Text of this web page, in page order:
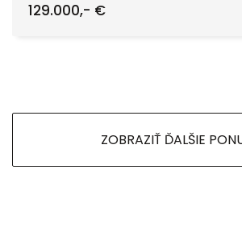
129.000,- €
ZOBRAZIŤ ĎALŠIE